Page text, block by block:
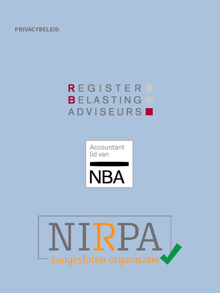
PRIVACYBELEID